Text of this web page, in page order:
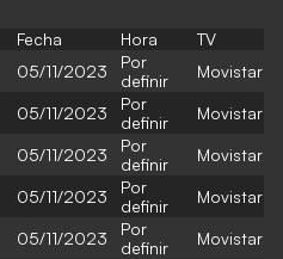
Fecha Hora
TV
05/11/2023
Por
definir
Movistar
05/11/2023
Por
definir
Movistar
05/11/2023
Por
definir
Movistar
05/11/2023
Por
definir
Movistar
05/11/2023
Por
definir
Movistar